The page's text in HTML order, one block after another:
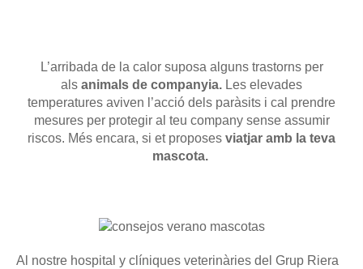
L’arribada de la calor suposa alguns trastorns per
als animals de companyia. Les elevades
temperatures aviven l’acció dels paràsits i cal prendre
mesures per protegir al teu company sense assumir
riscos. Més encara, si et proposes viatjar amb la teva
mascota.
Al nostre hospital y clíniques veterinàries del Grup Riera